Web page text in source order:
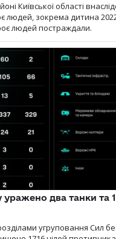
Київської області
людей, зокрема дитина
людей постраждали.
два танки та
угруповання Сил